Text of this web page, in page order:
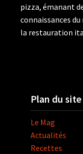
pizza, émanant
connaissances
la restauration
Plan du site
Le Mag
Actualités
Recettes